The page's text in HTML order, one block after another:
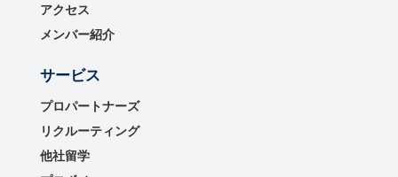
アクセス
メンバー紹介
サービス
プロパートナーズ
リクルーティング
他社留学